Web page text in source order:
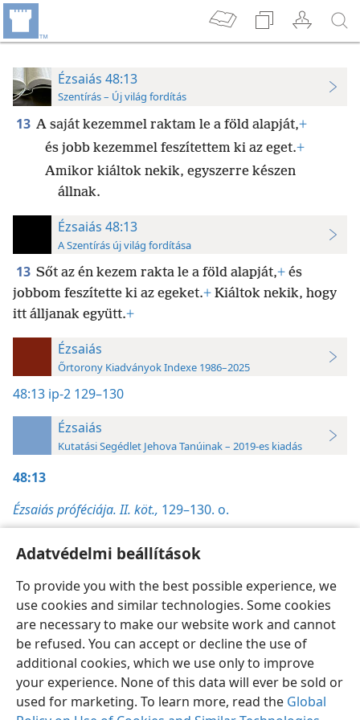
Adatvédelmi beállítások
To provide you with the best possible experience, we
use cookies and similar technologies. Some cookies
are necessary to make our website work and cannot
be refused. You can accept or decline the use of
additional cookies, which we use only to improve
your experience. None of this data will ever be sold or
used for marketing. To learn more, read the Global
Ézsaiás 48:13
Szentírás – Új világ fordítás
13 A saját kezemmel raktam le a föld alapját,+
és jobb kezemmel feszítettem ki az eget.+
Amikor kiáltok nekik, egyszerre készen
állnak.
Ézsaiás 48:13
A Szentírás új világ fordítása
13 Sőt az én kezem rakta le a föld alapját,+ és
jobbom feszítette ki az egeket.+ Kiáltok nekik, hogy
itt álljanak együtt.+
Ézsaiás
Őrtorony Kiadványok Indexe 1986–2025
48:13 ip-2 129–130
Ézsaiás
Kutatási Segédlet Jehova Tanúinak – 2019-es kiadás
48:13
Ézsaiás próféciája. II. köt., 129–130. o.
Magyar Beállítások
Copyright© 2026 Watch Tower Bible and Tract Society of Pennsylvania
Felhasználási feltételek
Bizalmas információra vonatkozó szabályok
Adatvédelmi beállítások
JW.ORG Bejelentkezés